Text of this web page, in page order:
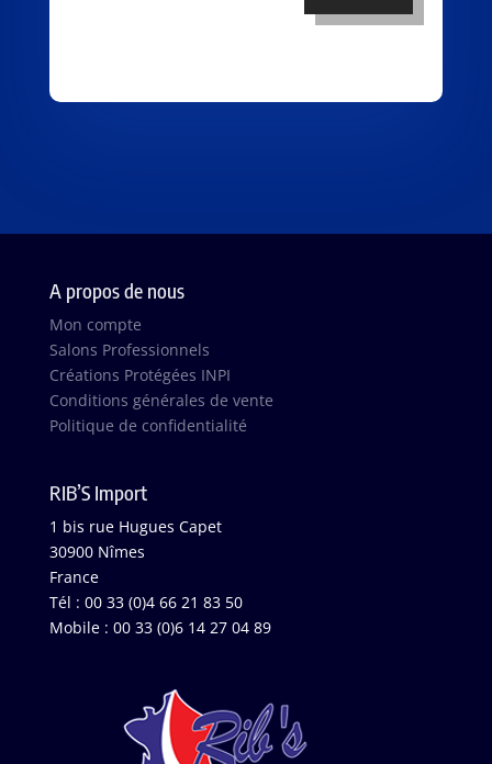
A propos de nous
Mon compte
Salons Professionnels
Créations Protégées INPI
Conditions générales de vente
Politique de confidentialité
RIB’S Import
1 bis rue Hugues Capet
30900 Nîmes
France
Tél : 00 33 (0)4 66 21 83 50
Mobile : 00 33 (0)6 14 27 04 89